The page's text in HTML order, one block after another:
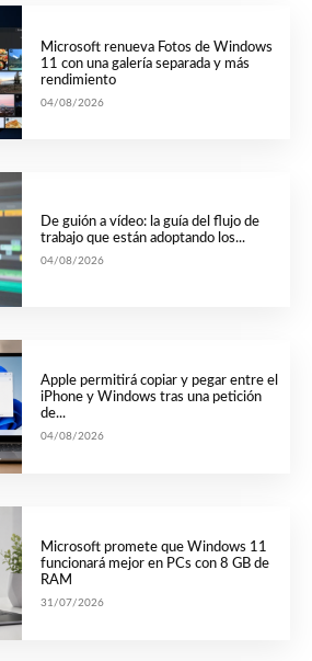
Microsoft renueva Fotos de Windows
11 con una galería separada y más
rendimiento
04/08/2026
De guión a vídeo: la guía del flujo de
trabajo que están adoptando los...
04/08/2026
Apple permitirá copiar y pegar entre el
iPhone y Windows tras una petición
de...
04/08/2026
Microsoft promete que Windows 11
funcionará mejor en PCs con 8 GB de
RAM
31/07/2026